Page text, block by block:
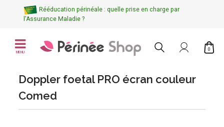
Rééducation périnéale : quelle prise en charge par
l'Assurance Maladie ?
MENU
0
Doppler foetal PRO écran couleur
Comed